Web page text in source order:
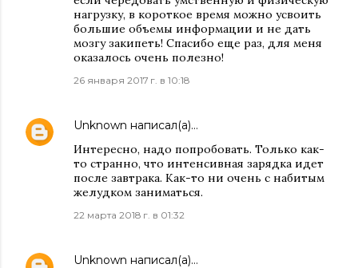
нагрузку, в короткое время можно усвоить
большие объемы информации и не дать
мозгу закипеть! Спасибо еще раз, для меня
оказалось очень полезно!
26 января 2017 г. в 10:18
Unknown написал(а)…
Интересно, надо попробовать. Только как-
то странно, что интенсивная зарядка идет
после завтрака. Как-то ни очень с набитым
желудком заниматься.
22 марта 2018 г. в 01:32
Unknown написал(а)…